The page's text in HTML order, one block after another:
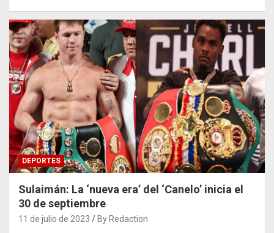
DEPORTES
Sulaimán: La ‘nueva era’ del ‘Canelo’ inicia el
30 de septiembre
11 de julio de 2023 By Redaction